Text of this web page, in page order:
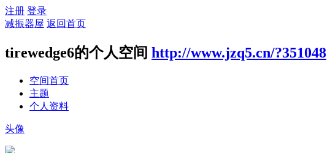
注册 登录
减振器屋 返回首页
tirewedge6的个人空间 http://www.jzq5.cn/?351048
空间首页
主题
个人资料
头像